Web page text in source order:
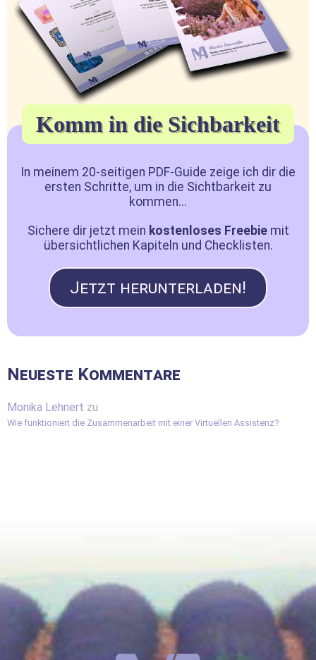
Komm in die Sichbarkeit
In meinem 20-seitigen PDF-Guide zeige ich dir die
ersten Schritte, um in die Sichtbarkeit zu
kommen...
Sichere dir jetzt mein kostenloses Freebiemit
übersichtlichen Kapiteln und Checklisten.
Jetzt herunterladen!
Neueste Kommentare
Monika Lehnert zu
Wie funktioniert die Zusammenarbeit mit einer Virtuellen Assistenz?